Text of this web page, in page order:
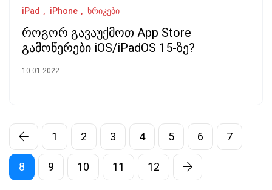
iPad iPhone ხრიკები
როგორ გავაუქმოთ App Store
გამოწერები iOS/iPadOS 15-ზე?
10.01.2022
1 2 3 4 5 6 7
8 9 10 11 12